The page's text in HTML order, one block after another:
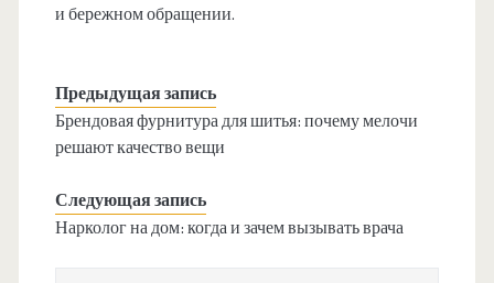
и бережном обращении.
Предыдущая запись
Брендовая фурнитура для шитья: почему мелочи
решают качество вещи
Следующая запись
Нарколог на дом: когда и зачем вызывать врача